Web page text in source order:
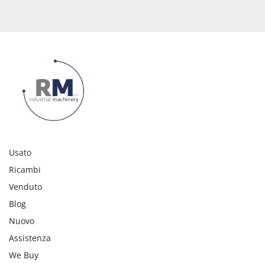
Usato
Ricambi
Venduto
Blog
Nuovo
Assistenza
We Buy